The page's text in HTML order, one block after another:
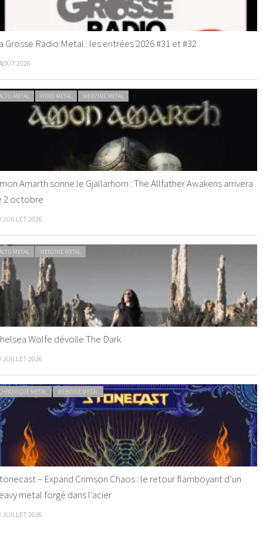
Grosse Radio Metal : les entrées 2026 #31 et #32
2026
METAL VIDEO METAL WEBZINE METAL
Amarth sonne le Gjallarhorn : The Allfather Awakens arrivera
2 octobre
JUILLET 2026
METAL WEBZINE METAL
Wolfe dévoile The Dark
JUILLET 2026
METAL WEBZINE METAL
– Expand Crimson Chaos : le retour flamboyant d’un
metal forgé dans l’acier
JUILLET 2026